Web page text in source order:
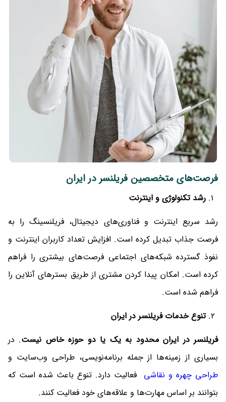
فرصت‌های متخصصین فریلنسر در ایران
رشد تکنولوژی و اینترنت
رشد سریع اینترنت و فناوری‌های دیجیتال، فریلنسینگ را به
فرصت جذاب تبدیل کرده است. افزایش تعداد کاربران اینترنت و
نفوذ گسترده شبکه‌های اجتماعی فرصت‌های بیشتری را فراهم
کرده است. امکان پیدا کردن مشتری از طریق بسترهای آنلاین را
فراهم شده است.
تنوع خدمات فریلنسر در ایران
فریلنسر در ایران محدود به یک یا دو حوزه خاص نیست. در
بسیاری از زمینه‌ها از جمله برنامه‌نویسی، طراحی وب‌سایت و
طراحی چهره و نقاشی فعالیت دارد. تنوع باعث شده است که
بتوانند بر اساس مهارت‌ها و علاقه‌های خود فعالیت کنند.